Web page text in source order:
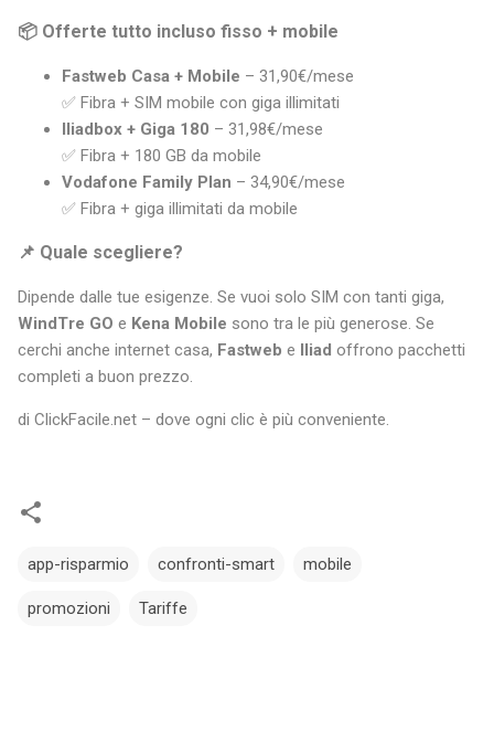
📦 Offerte tutto incluso fisso + mobile
Fastweb Casa + Mobile – 31,90€/mese
✅ Fibra + SIM mobile con giga illimitati
Iliadbox + Giga 180 – 31,98€/mese
✅ Fibra + 180 GB da mobile
Vodafone Family Plan – 34,90€/mese
✅ Fibra + giga illimitati da mobile
📌 Quale scegliere?
Dipende dalle tue esigenze. Se vuoi solo SIM con tanti giga,
WindTre GO e Kena Mobile sono tra le più generose. Se
cerchi anche internet casa, Fastweb e Iliad offrono pacchetti
completi a buon prezzo.
di ClickFacile.net – dove ogni clic è più conveniente.
app-risparmio confronti-smart mobile
promozioni Tariffe